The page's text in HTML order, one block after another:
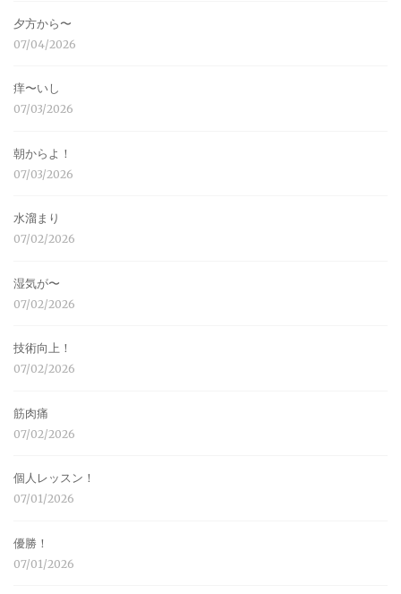
夕方から〜
07/04/2026
痒〜いし
07/03/2026
朝からよ！
07/03/2026
水溜まり
07/02/2026
湿気が〜
07/02/2026
技術向上！
07/02/2026
筋肉痛
07/02/2026
個人レッスン！
07/01/2026
優勝！
07/01/2026